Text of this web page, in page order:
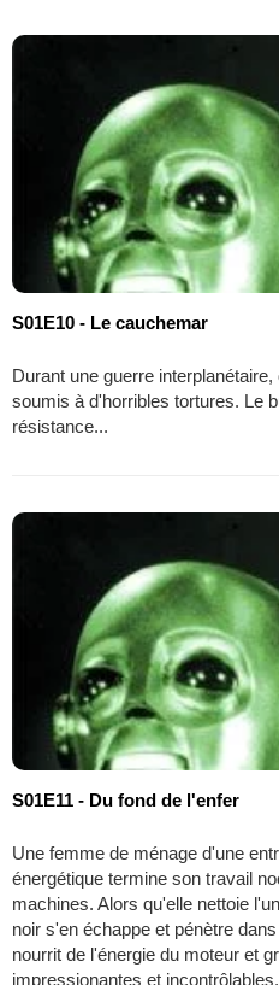
S01E10 - Le cauchemar
Durant une guerre
soumis à d'horribles tortures. Le
résistance...
S01E11 - Du fond de l'enfer
Une femme de ménage d'une
énergétique termine son travail
machines. Alors qu'elle nettoie
noir s'en échappe et pénètre
nourrit de l'énergie du moteur et
impressionantes et